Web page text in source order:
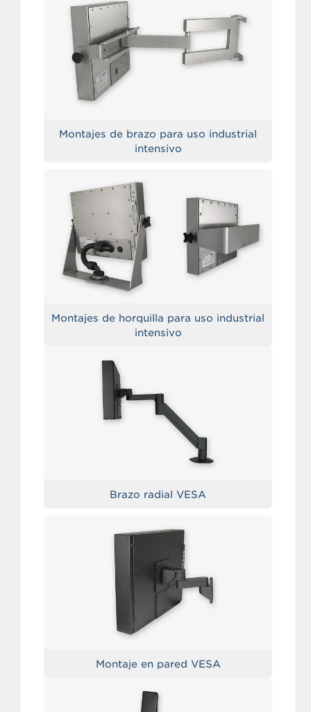
Montajes de brazo para uso industrial
intensivo
Montajes de horquilla para uso industrial
intensivo
Brazo radial VESA
Montaje en pared VESA